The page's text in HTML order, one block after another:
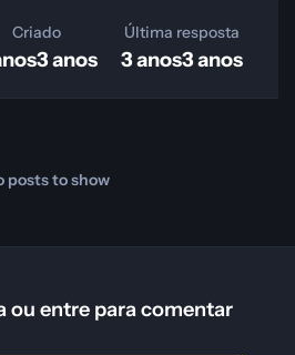
Criado
3 anos
Última resposta
3 anos3 anos
posts to show
ou entre para comentar